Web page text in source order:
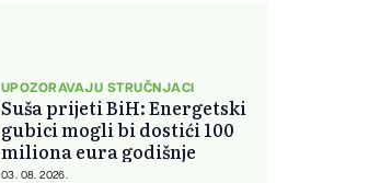
UPOZORAVAJU STRUČNJACI
Suša prijeti BiH: Energetski
gubici mogli bi dostići 100
miliona eura godišnje
03. 08. 2026.